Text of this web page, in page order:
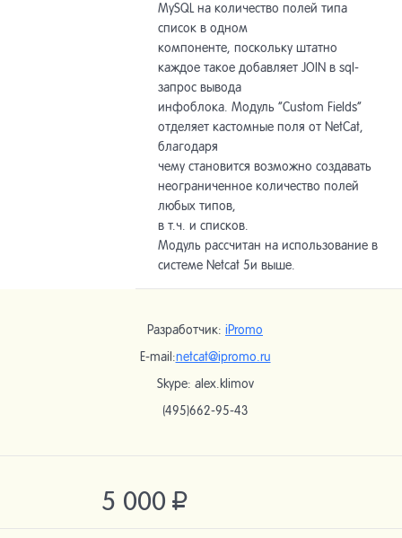
MySQL на количество полей типа
список в одном
компоненте, поскольку штатно
каждое такое добавляет JOIN в sql­-
запрос вывода
инфоблока. Модуль “Custom Fields​”
отделяет кастомные поля от NetCat,
благодаря
чему становится возможно создавать
неограниченное количество полей
любых типов,
в т.ч. и списков.
Модуль рассчитан на использование в
системе Netcat 5​и выше.
Разработчик: iPromo
E-mail:netcat@ipromo.ru
Skype: alex.klimov
(495)662-95-43
5 000Р